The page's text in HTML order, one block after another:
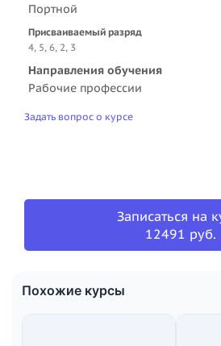
Портной
Присваиваемый разряд
4, 5, 6, 2, 3
Направления обучения
Рабочие профессии
Задать вопрос о курсе
Записаться на
12491 руб.
Похожие курсы